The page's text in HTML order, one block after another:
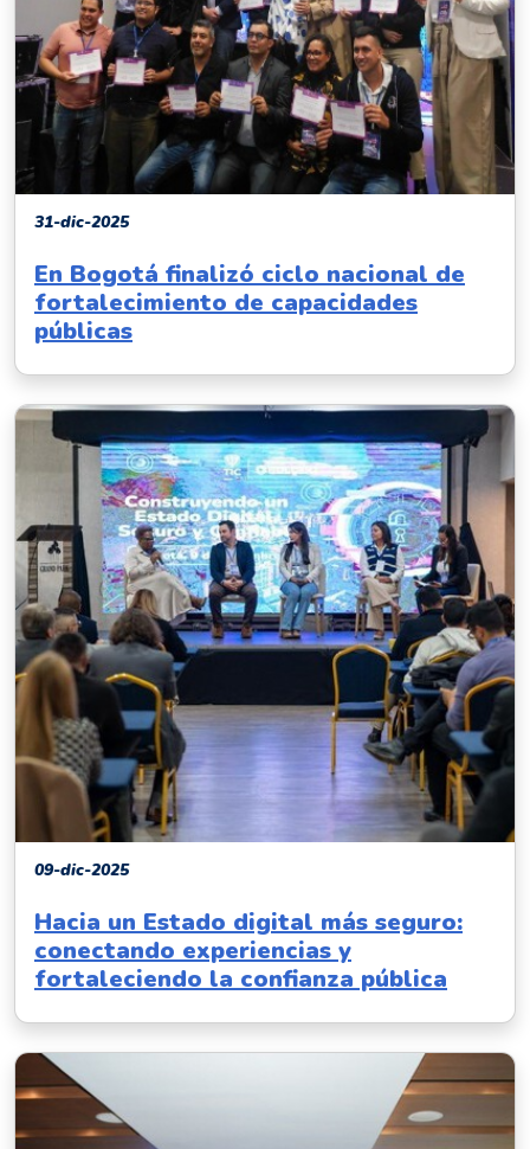
31-dic-2025
En Bogotá finalizó ciclo nacional de
fortalecimiento de capacidades
públicas
09-dic-2025
Hacia un Estado digital más seguro:
conectando experiencias y
fortaleciendo la confianza pública